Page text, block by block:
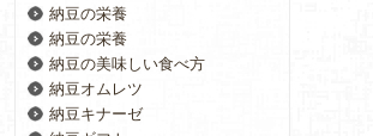
納豆の栄養
納豆の栄養
納豆の美味しい食べ方
納豆オムレツ
納豆キナーゼ